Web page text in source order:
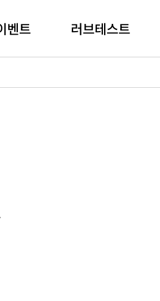
벤트 러브테스트